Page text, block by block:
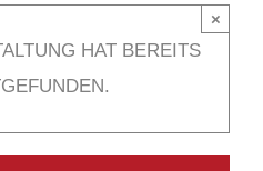
HAT BEREITS
×